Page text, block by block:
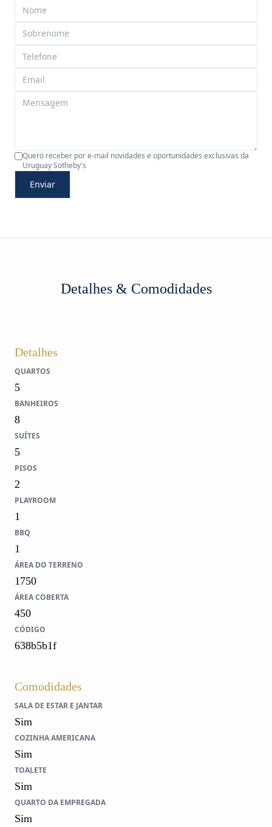
Quero receber por e-mail novidades e oportunidades exclusivas da
Uruguay Sotheby's
Enviar
Detalhes & Comodidades
Detalhes
QUARTOS
5
BANHEIROS
8
SUÍTES
5
PISOS
2
PLAYROOM
1
BBQ
1
ÁREA DO TERRENO
1750
ÁREA COBERTA
450
CÓDIGO
638b5b1f
Comodidades
SALA DE ESTAR E JANTAR
Sim
COZINHA AMERICANA
Sim
TOALETE
Sim
QUARTO DA EMPREGADA
Sim